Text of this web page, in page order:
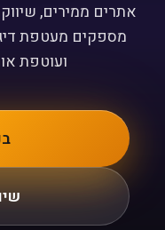
אתרים ממירים,
מספקים מעטפת
ועוטפת